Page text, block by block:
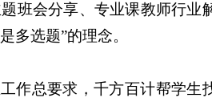
班会分享、专业课教师行业
多选题”的理念。
作总要求，千方百计帮学生